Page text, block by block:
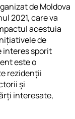
de Moldova
2021, care va
acestuia
de
interes sporit
este o
rezidenții
și
interesate,